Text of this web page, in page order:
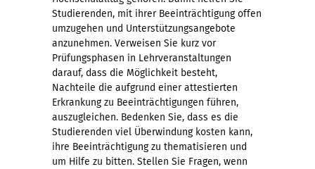
Studierenden, mit ihrer Beeinträchtigung offen
umzugehen und Unterstützungsangebote
anzunehmen. Verweisen Sie kurz vor
Prüfungsphasen in Lehrveranstaltungen
darauf, dass die Möglichkeit besteht,
Nachteile die aufgrund einer attestierten
Erkrankung zu Beeinträchtigungen führen,
auszugleichen. Bedenken Sie, dass es die
Studierenden viel Überwindung kosten kann,
ihre Beeinträchtigung zu thematisieren und
um Hilfe zu bitten. Stellen Sie Fragen, wenn